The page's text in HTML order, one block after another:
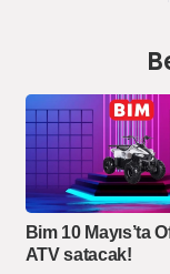
Bim 10 Mayıs’ta
ATV satacak!